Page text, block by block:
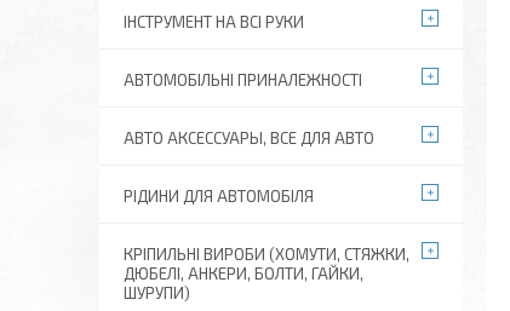
ІНСТРУМЕНТ НА ВСІ РУКИ
АВТОМОБІЛЬНІ ПРИНАЛЕЖНОСТІ
АВТО АКСЕССУАРЫ, ВСЕ ДЛЯ АВТО
РІДИНИ ДЛЯ АВТОМОБІЛЯ
КРІПИЛЬНІ ВИРОБИ (ХОМУТИ, СТЯЖКИ,
ДЮБЕЛІ, АНКЕРИ, БОЛТИ, ГАЙКИ,
ШУРУПИ)